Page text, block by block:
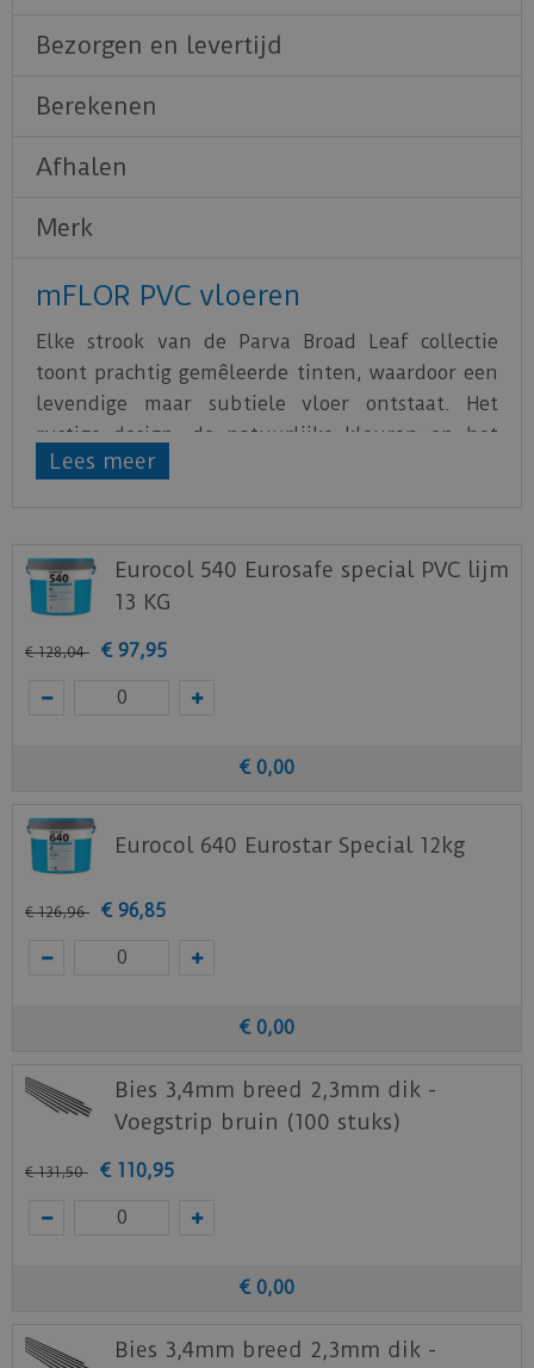
Bezorgen en levertijd
Berekenen
Afhalen
Merk
mFLOR PVC vloeren
Elke strook van de Parva Broad Leaf collectie
toont prachtig gemêleerde tinten, waardoor een
levendige maar subtiele vloer ontstaat. Het
rustige design, de natuurlijke kleuren en het
formaat maken deze collectie bijzonder geschikt
natuurlijke esthetiek of naar een meer
dynamische, kleurrijke uitstraling, deze collectie
Verkrijgbaar als visgraatvloer en als normale
stroken.
Download
Download
Staal aanvragen
Benieuwd hoe deze mFLOR PVC vloer bij jou
Lees meer
Eurocol 540 Eurosafe special PVC lijm
13 KG
€ 128,04 € 97,95
€ 0,00
Eurocol 640 Eurostar Special 12kg
€ 126,96 € 96,85
€ 0,00
Bies 3,4mm breed 2,3mm dik -
Voegstrip bruin (100 stuks)
€ 131,50 € 110,95
€ 0,00
Bies 3,4mm breed 2,3mm dik -